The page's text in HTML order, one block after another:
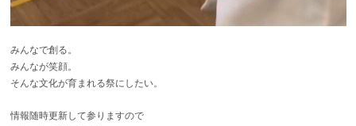
みんなで創る。
みんなが笑顔。
そんな文化が育まれる祭にしたい。
情報随時更新して参りますので